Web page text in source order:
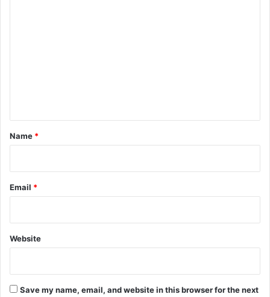
*
Name *
Email *
Website
Save my name, email, and website in this browser for the next